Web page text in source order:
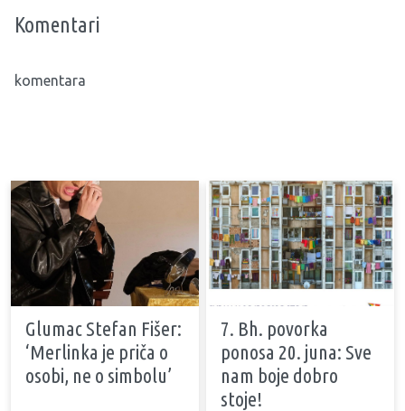
Komentari
komentara
Glumac Stefan Fišer:
‘Merlinka je priča o
osobi, ne o simbolu’
7. Bh. povorka
ponosa 20. juna: Sve
nam boje dobro
stoje!